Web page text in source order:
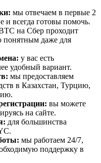
мы отвечаем в первые 2
всегда готовы помочь.
на Сбер проходит
понятным даже для
у вас есть
удобный вариант.
мы предоставляем
в Казахстан, Турцию,
вы можете
на сайте.
для большинства
мы работаем 24/7,
поддержку в